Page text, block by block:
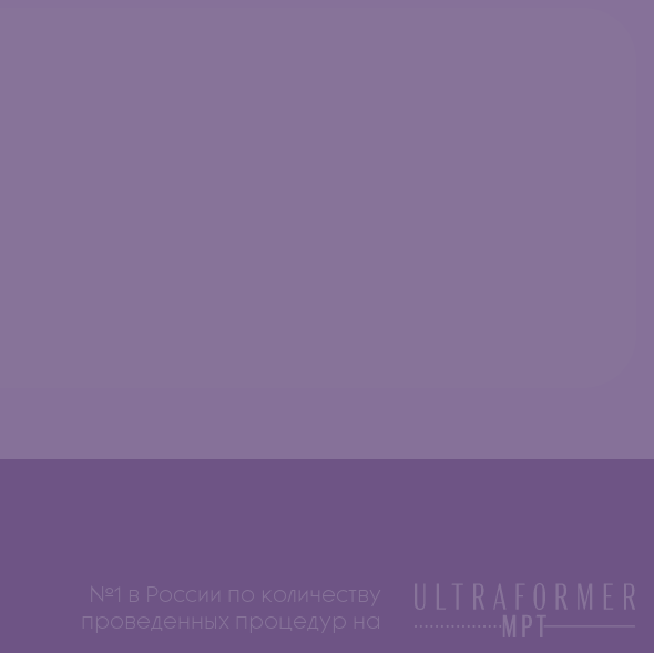
№1 в России по количеству
проведенных процедур на